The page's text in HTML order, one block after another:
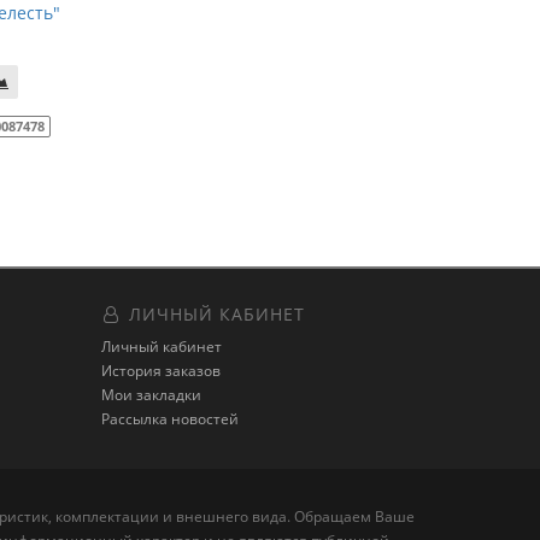
ЛИЧНЫЙ КАБИНЕТ
Личный кабинет
История заказов
Мои закладки
Рассылка новостей
комплектации и внешнего вида. Обращаем Ваше